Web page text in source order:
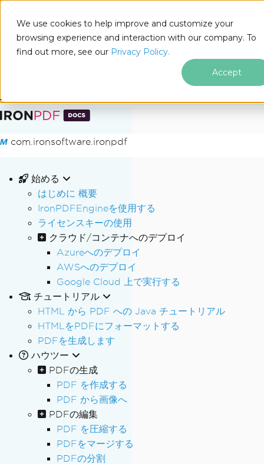
We use cookies to help improve and customize your
browsing experience and interaction with our company. To
find out more, see our Privacy Policy.
Accept
フッターコンテンツにスキップ
Docs
com.ironsoftware.ironpdf
始める
はじめに 概要
IronPDFEngineを使用する
ライセンスキーの使用
クラウド/コンテナへのデプロイ
Azureへのデプロイ
AWSへのデプロイ
Google Cloud 上で実行する
チュートリアル
HTML から PDF への Java チュートリアル
HTMLをPDFにフォーマットする
PDFを生成します
ハウツー
PDFの生成
PDF を作成する
PDF から画像へ
PDFの編集
PDF を圧縮する
PDFをマージする
PDFの分割